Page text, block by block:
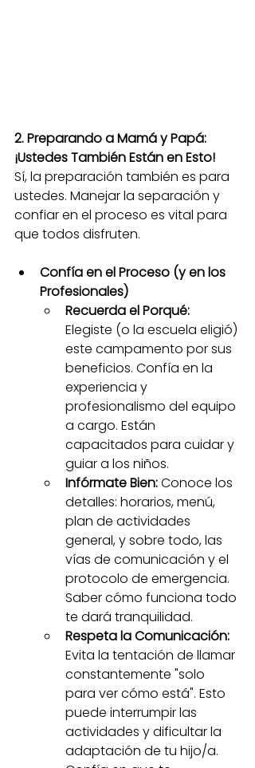
2. Preparando a Mamá y Papá:
¡Ustedes También Están en Esto!
Sí, la preparación también es para
ustedes. Manejar la separación y
confiar en el proceso es vital para
que todos disfruten.
Confía en el Proceso (y en los
Profesionales)
Recuerda el Porqué:
Elegiste (o la escuela eligió)
este campamento por sus
beneficios. Confía en la
experiencia y
profesionalismo del equipo
a cargo. Están
capacitados para cuidar y
guiar a los niños.
Infórmate Bien: Conoce los
detalles: horarios, menú,
plan de actividades
general, y sobre todo, las
vías de comunicación y el
protocolo de emergencia.
Saber cómo funciona todo
te dará tranquilidad.
Respeta la Comunicación:
Evita la tentación de llamar
constantemente "solo
para ver cómo está". Esto
puede interrumpir las
actividades y dificultar la
adaptación de tu hijo/a.